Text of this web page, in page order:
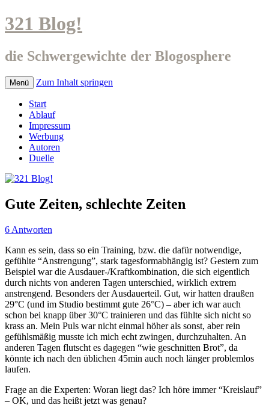
321 Blog!
die Schwergewichte der Blogosphere
Menü Zum Inhalt springen
Start
Ablauf
Impressum
Werbung
Autoren
Duelle
Gute Zeiten, schlechte Zeiten
6 Antworten
Kann es sein, dass so ein Training, bzw. die dafür notwendige,
gefühlte “Anstrengung”, stark tagesformabhängig ist? Gestern zum
Beispiel war die Ausdauer-/Kraftkombination, die sich eigentlich
durch nichts von anderen Tagen unterschied, wirklich extrem
anstrengend. Besonders der Ausdauerteil. Gut, wir hatten draußen
29°C (und im Studio bestimmt gute 26°C) – aber ich war auch
schon bei knapp über 30°C trainieren und das fühlte sich nicht so
krass an. Mein Puls war nicht einmal höher als sonst, aber rein
gefühlsmäßig musste ich mich echt zwingen, durchzuhalten. An
anderen Tagen flutscht es dagegen “wie geschnitten Brot”, da
könnte ich nach den üblichen 45min auch noch länger problemlos
laufen.
Frage an die Experten: Woran liegt das? Ich höre immer “Kreislauf”
– OK, und das heißt jetzt was genau?